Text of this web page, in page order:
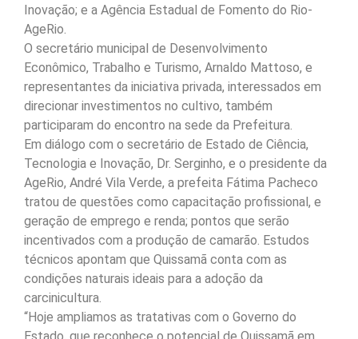
Inovação; e a Agência Estadual de Fomento do Rio-
AgeRio.
O secretário municipal de Desenvolvimento
Econômico, Trabalho e Turismo, Arnaldo Mattoso, e
representantes da iniciativa privada, interessados em
direcionar investimentos no cultivo, também
participaram do encontro na sede da Prefeitura.
Em diálogo com o secretário de Estado de Ciência,
Tecnologia e Inovação, Dr. Serginho, e o presidente da
AgeRio, André Vila Verde, a prefeita Fátima Pacheco
tratou de questões como capacitação profissional, e
geração de emprego e renda; pontos que serão
incentivados com a produção de camarão. Estudos
técnicos apontam que Quissamã conta com as
condições naturais ideais para a adoção da
carcinicultura.
“Hoje ampliamos as tratativas com o Governo do